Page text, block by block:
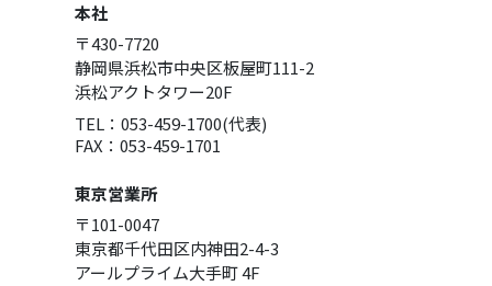
本社
〒430-7720
静岡県浜松市中央区板屋町111-2
浜松アクトタワー20F
TEL：053-459-1700(代表)
FAX：053-459-1701
東京営業所
〒101-0047
東京都千代田区内神田2-4-3
アールプライム大手町 4F